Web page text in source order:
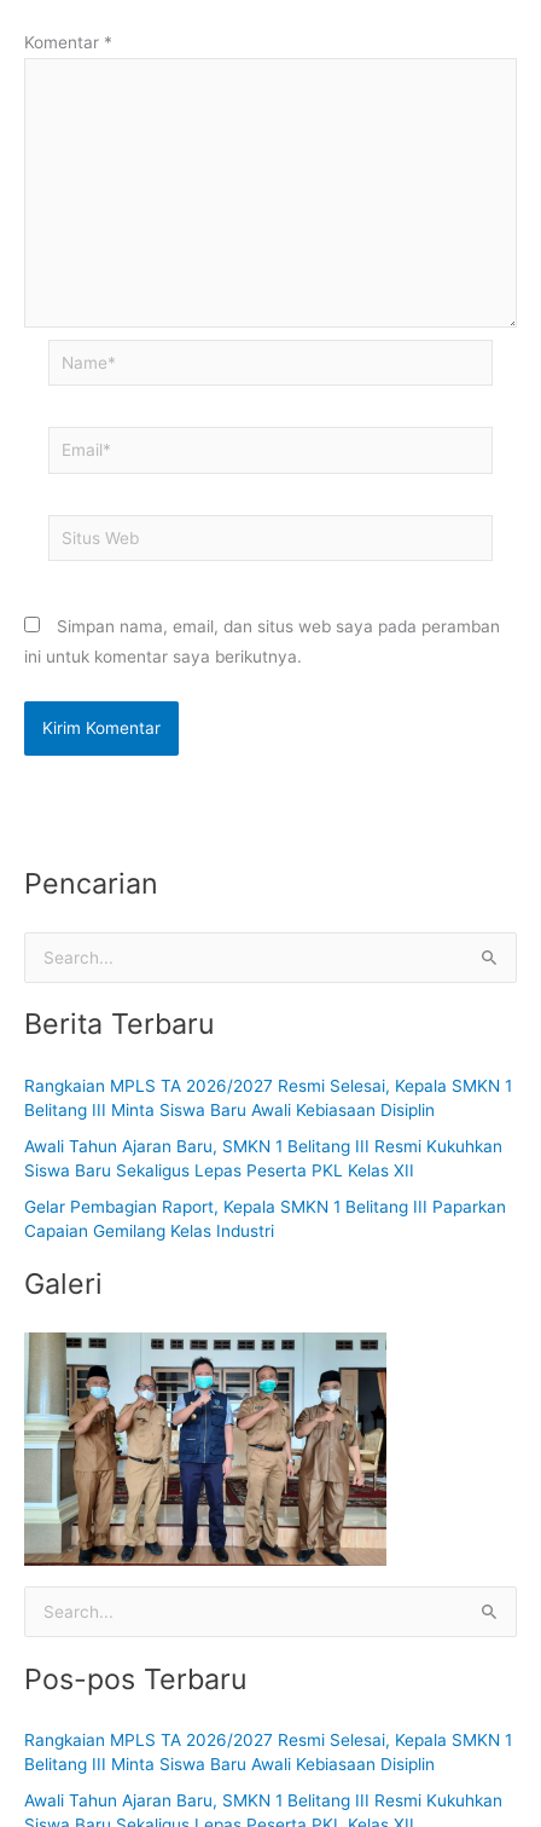
Komentar *
Name*
Email*
Situs
Web
Simpan nama, email, dan situs web saya pada peramban
ini untuk komentar saya berikutnya.
Pencarian
u
t
k
Berita Terbaru
Rangkaian MPLS TA 2026/2027 Resmi Selesai, Kepala SMKN 1
Belitang III Minta Siswa Baru Awali Kebiasaan Disiplin
Awali Tahun Ajaran Baru, SMKN 1 Belitang III Resmi Kukuhkan
Siswa Baru Sekaligus Lepas Peserta PKL Kelas XII
Gelar Pembagian Raport, Kepala SMKN 1 Belitang III Paparkan
Capaian Gemilang Kelas Industri
Galeri
u
t
Pos-pos Terbaru
Rangkaian MPLS TA 2026/2027 Resmi Selesai, Kepala SMKN 1
Belitang III Minta Siswa Baru Awali Kebiasaan Disiplin
Awali Tahun Ajaran Baru, SMKN 1 Belitang III Resmi Kukuhkan